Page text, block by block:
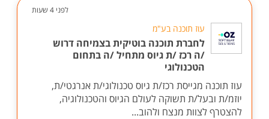
לפני 4 שעות
עוז תוכנה בע"מ
לחברת תוכנה בוטיקית בצמיחה דרוש
/ה רכז /ת גיוס מתחיל /ה בתחום
הטכנולוגי
עוז תוכנה מגייסת רכז/ת גיוס טכנולוגי/ת אנרגטי/ת,
יוזמ/ת ובעל/ת תשוקה לעולם הגיוס והטכנולוגיה,
להצטרף לצוות מנצח ולהוב...